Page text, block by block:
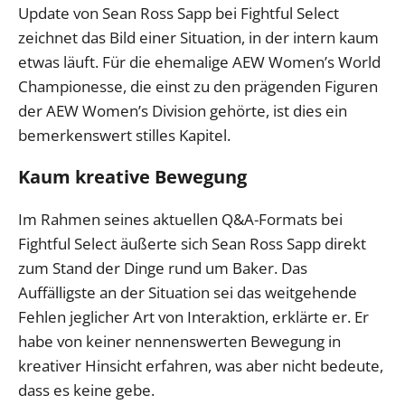
Update von Sean Ross Sapp bei Fightful Select
zeichnet das Bild einer Situation, in der intern kaum
etwas läuft. Für die ehemalige AEW Women’s World
Championesse, die einst zu den prägenden Figuren
der AEW Women’s Division gehörte, ist dies ein
bemerkenswert stilles Kapitel.
Kaum kreative Bewegung
Im Rahmen seines aktuellen Q&A-Formats bei
Fightful Select äußerte sich Sean Ross Sapp direkt
zum Stand der Dinge rund um Baker. Das
Auffälligste an der Situation sei das weitgehende
Fehlen jeglicher Art von Interaktion, erklärte er. Er
habe von keiner nennenswerten Bewegung in
kreativer Hinsicht erfahren, was aber nicht bedeute,
dass es keine gebe.